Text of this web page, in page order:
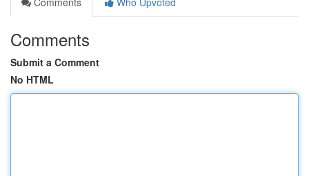
Comments
Submit a Comment
No HTML